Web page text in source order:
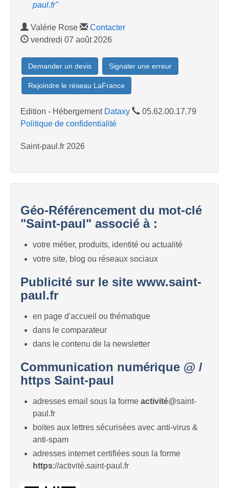
paul.fr"
Valérie Rose
Contacter
vendredi 07 août 2026
Demander un devis Signaler une erreur
Rejoindre le réseau LaFrance
Edition - Hébergement Dataxy
05.62.00.17.79
Politique de confidentialité
Saint-paul.fr 2026
Géo-Référencement du mot-clé
"Saint-paul" associé à :
votre métier, produits, identité ou actualité
votre site, blog ou réseaux sociaux
Publicité sur le site www.saint-
paul.fr
en page d'accueil ou thématique
dans le comparateur
dans le contenu de la newsletter
Communication numérique @ /
https Saint-paul
adresses email sous la forme activité@saint-
paul.fr
boites aux lettres sécurisées avec anti-virus &
anti-spam
adresses internet certifiées sous la forme
https://activité.saint-paul.fr